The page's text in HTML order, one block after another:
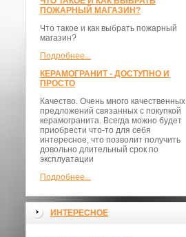
ПОЖАРНЫЙ МАГАЗИН?
Что такое и как выбрать пожарный
магазин?
Подробнее...
КЕРАМОГРАНИТ - ДОСТУПНО И
ПРОСТО
Качество. Очень много качественных
предложений связанных с покупкой
керамогранита. Всегда можно будет
приобрести что-то для себя
интересное, что позволит получить
довольно длительный срок по
эксплуатации
Подробнее...
ИНТЕРЕСНОЕ